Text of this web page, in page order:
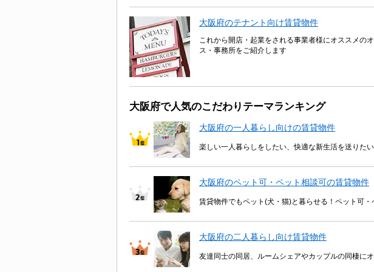
大阪府のテナント向け賃貸物件
これから開店・起業をされる事業者様にオススメの
ス・事務所をご紹介します
大阪府で人気のこだわりテーマランキング
大阪府の一人暮らし向けの賃貸物件
楽しい一人暮らしをしたい、快適な新生活を送りた
大阪府のペット可・ペット相談可の賃貸物件
賃貸物件でもペット(犬・猫)と暮らせる！ペット可・
大阪府の二人暮らし向け賃貸物件
友達同士の同居、ルームシェアやカップルの同棲に